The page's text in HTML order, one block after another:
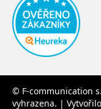
© F-communication
vyhrazena. |